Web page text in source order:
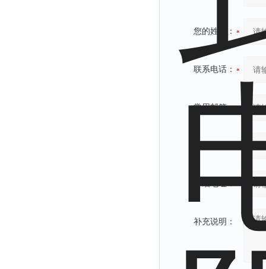
您的姓名：
联系电话：
常用邮箱：
详细地址：
补充说明：